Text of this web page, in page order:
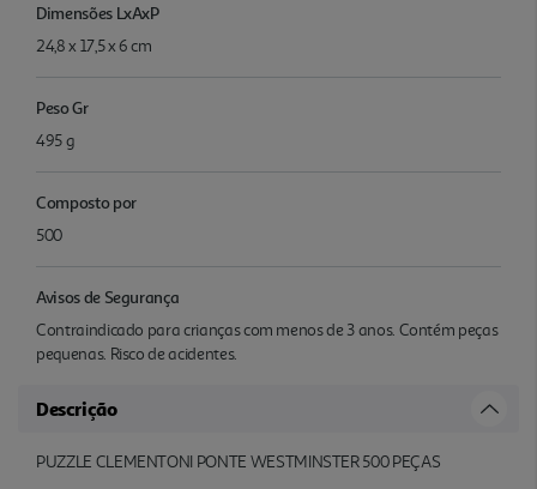
Dimensões LxAxP
24,8 x 17,5 x 6 cm
Peso Gr
495 g
Composto por
500
Avisos de Segurança
Contraindicado para crianças com menos de 3 anos. Contém peças
pequenas. Risco de acidentes.
Descrição
PUZZLE CLEMENTONI PONTE WESTMINSTER 500 PEÇAS